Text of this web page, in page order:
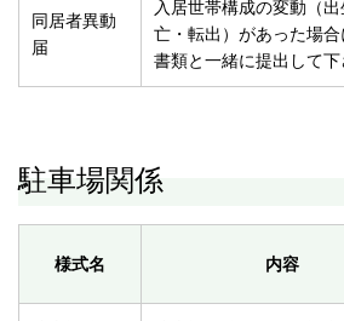
同居者異動
届
入居世帯構成の変動（
亡・転出）があった場
書類と一緒に提出して下
駐車場関係
様式名 内容